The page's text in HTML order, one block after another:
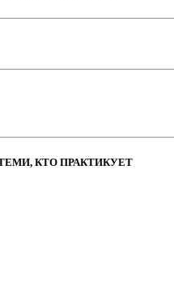
КТО ПРАКТИКУЕТ